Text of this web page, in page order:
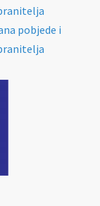
pobjede i